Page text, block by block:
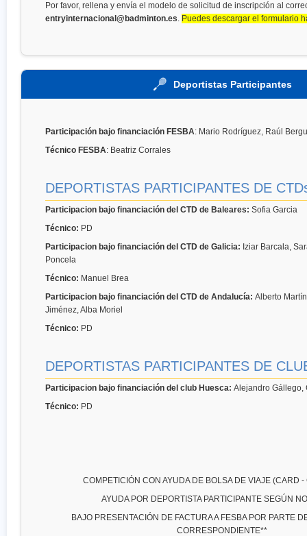
Por favor, rellena y envía el modelo de solicitud de inscripción al
entryinternacional@badminton.es. Puedes descargar el formulario
Deportistas Participantes
Participación bajo financiación FESBA: Mario Rodríguez, Raúl
Técnico FESBA: Beatriz Corrales
DEPORTISTAS PARTICIPANTES DE
Participacion bajo financiación del CTD de Baleares: Sofia Garcia
Técnico: PD
Participacion bajo financiación del CTD de Galicia: Iziar Barcala,
Poncela
Técnico: Manuel Brea
Participacion bajo financiación del CTD de Andalucía: Alberto
Jiménez, Alba Moriel
Técnico: PD
DEPORTISTAS PARTICIPANTES DE
Participacion bajo financiación del club Huesca: Alejandro Gállego,
Técnico: PD
COMPETICIÓN CON AYUDA DE BOLSA DE VIAJE (CARD
AYUDA POR DEPORTISTA PARTICIPANTE SEGÚN
BAJO PRESENTACIÓN DE FACTURA A FESBA POR PARTE
CORRESPONDIENTE**